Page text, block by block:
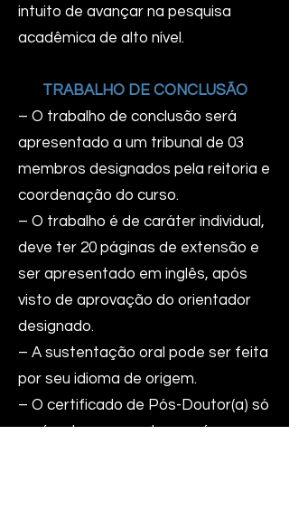
intuito de avançar na pesquisa
acadêmica de alto nível.
TRABALHO DE CONCLUSÃO
– O trabalho de conclusão será
apresentado a um tribunal de 03
membros designados pela reitoria e
coordenação do curso.
– O trabalho é de caráter individual,
deve ter 20 páginas de extensão e
ser apresentado em inglês, após
visto de aprovação do orientador
designado.
– A sustentação oral pode ser feita
por seu idioma de origem.
– O certificado de Pós-Doutor(a) só
será entregue ao aluno após anexar